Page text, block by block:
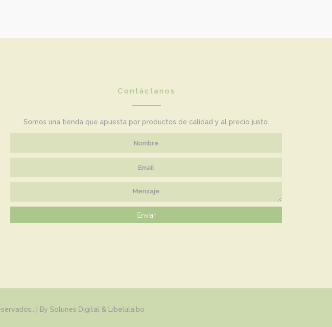
Contáctanos
Somos una tienda que apuesta por productos de calidad y al precio justo.
Enviar
| By Solunes Digital & Libelula.bo